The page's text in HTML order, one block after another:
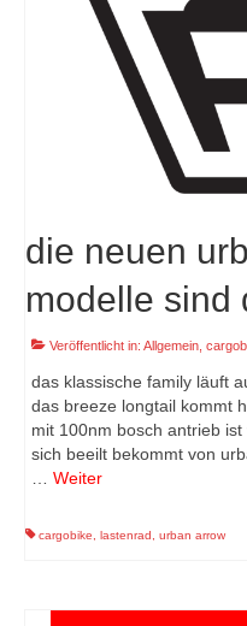
die neuen
modelle sind
Veröffentlicht in: Allgemein
das klassische family läuft
das breeze longtail kommt
mit 100nm bosch antrieb
sich beeilt bekommt von
… Weiter
cargobike, lastenrad , urban arrow